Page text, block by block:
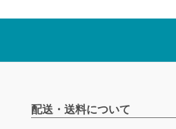
配送・送料について